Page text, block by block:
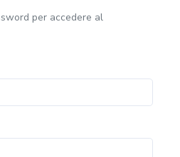
per accedere al